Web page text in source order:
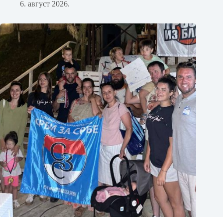
6. август 2026.